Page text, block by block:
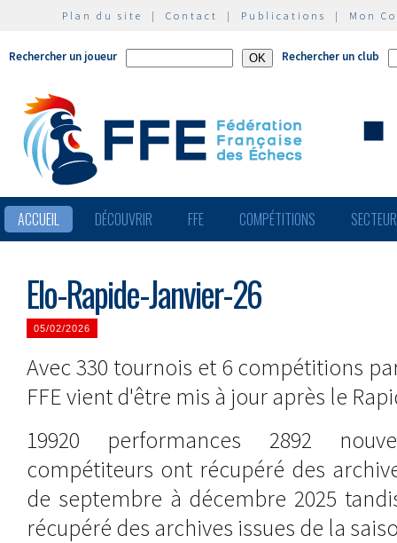
Plan du site | Contact | Publications | Mon
Rechercher un joueur Rechercher un club
ACCUEIL DÉCOUVRIR FFE COMPÉTITIONS
Elo-Rapide-Janvier-26
05/02/2026
Avec 330 tournois et 6 compétitions
FFE vient d'être mis à jour après le
19920 performances 2892
compétiteurs ont récupéré des
de septembre à décembre 2025
récupéré des archives issues de la